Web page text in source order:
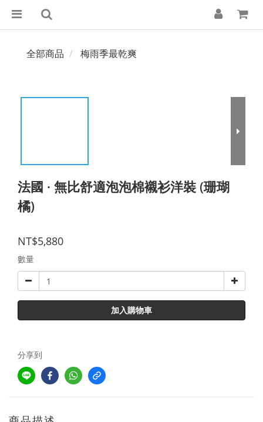
全部商品 梅雨季最乾爽
法國 · 無比舒適泡泡棉襯衫洋裝 (珊瑚
橘)
NT$5,880
數量
加入購物車
分享到